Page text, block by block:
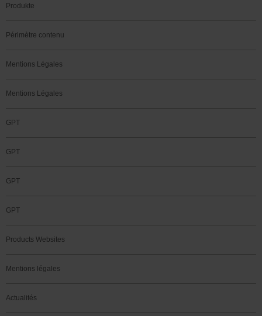
Produkte
Périmètre contenu
Mentions Légales
Mentions Légales
GPT
GPT
GPT
GPT
Products Websites
Mentions légales
Actualités